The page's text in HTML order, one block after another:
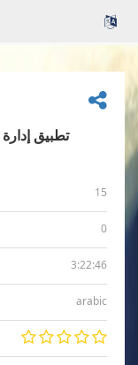
15
0
3:22:46
arabic